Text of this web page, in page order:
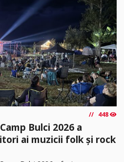
448
Bulci 2026 a
ai muzicii folk și rock